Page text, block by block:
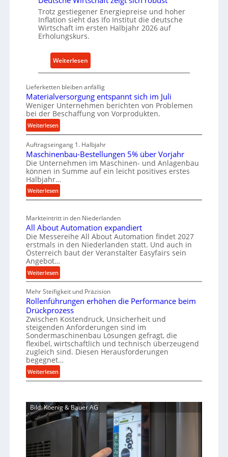
r
i
e
E
s
a
t
z
t
e
n
n
a
c
a
l
i
g
e
W
r
k
z
e
a
u
p
r
e
s
s
Trotz gestiegener Energiepreise und hoher
Inflation sieht das Ifo Institut die deutsche
Wirtschaft im ersten Halbjahr 2026 auf
Erholungskurs.
Weiterlesen
D
u
t
s
h
e
W
s
h
a
f
t
i
g
t
s
i
c
h
b
s
t
Lieferketten bleiben anfällig
Materialversorgung entspannt sich im Juli
Weniger Unternehmen berichten von Problemen
bei der Beschaffung von Vorprodukten.
Weiterlesen:
M
a
t
e
r
i
a
l
e
r
s
o
g
u
n
g
e
n
t
s
p
a
n
n
i
c
Auftragseingang 1. Halbjahr
Maschinenbau-Bestellungen 5% über Vorjahr
Die Unternehmen im Maschinen- und Anlagenbau
können in Summe auf ein leicht positives erstes
Halbjahr…
Weiterlesen:
M
s
c
h
i
n
e
n
a
u
B
e
s
t
e
l
l
n
g
e
Markteintritt in den Niederlanden
All About Automation expandiert
Die Messereihe All About Automation findet 2027
erstmals in den Niederlanden statt. Und auch in
Österreich baut der Veranstalter Easyfairs sein
Angebot…
Weiterlesen:
A
l
l
A
b
o
u
t
u
t
a
t
Mehr Steifigkeit und Präzision
Rollenführungen erhöhen die Performance beim
Drückprozess
Zwischen Kostendruck, Unsicherheit und
steigenden Anforderungen sind im
Sondermaschinenbau Lösungen gefragt, die
flexibel, wirtschaftlich und technisch überzeugend
zugleich sind. Diesen Herausforderungen
begegnet…
Weiterlesen:
R
l
e
Bild: Koenig & Bauer AG